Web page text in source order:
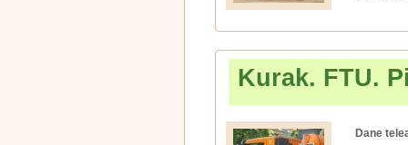
Kurak. FTU.
Dane